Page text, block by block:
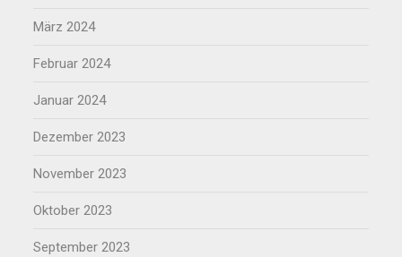
März 2024
Februar 2024
Januar 2024
Dezember 2023
November 2023
Oktober 2023
September 2023